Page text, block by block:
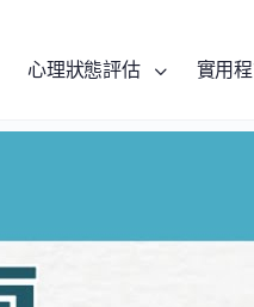
心理狀態評估 實用